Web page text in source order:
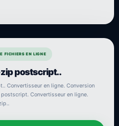
FICHIERS EN LIGNE
postscript..
Convertisseur en ligne. Conversion
Convertisseur en ligne.